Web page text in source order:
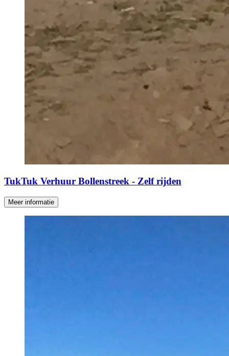
TukTuk Verhuur Bollenstreek - Zelf rijden
Meer informatie